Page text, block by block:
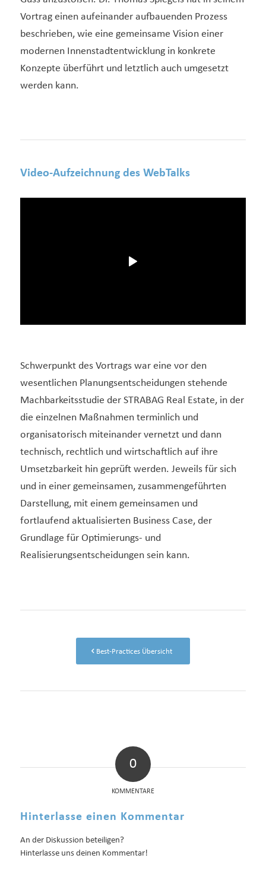
Vortrag einen aufeinander aufbauenden Prozess
beschrieben, wie eine gemeinsame Vision einer
modernen Innenstadtentwicklung in konkrete
Konzepte überführt und letztlich auch umgesetzt
werden kann.
Video-Aufzeichnung des WebTalks
Schwerpunkt des Vortrags war eine vor den
wesentlichen Planungsentscheidungen stehende
Machbarkeitsstudie der STRABAG Real Estate, in der
die einzelnen Maßnahmen terminlich und
organisatorisch miteinander vernetzt und dann
technisch, rechtlich und wirtschaftlich auf ihre
Umsetzbarkeit hin geprüft werden. Jeweils für sich
und in einer gemeinsamen, zusammengeführten
Darstellung, mit einem gemeinsamen und
fortlaufend aktualisierten Business Case, der
Grundlage für Optimierungs- und
Realisierungsentscheidungen sein kann.
Best-Practices Übersicht
0
KOMMENTARE
Hinterlasse einen Kommentar
An der Diskussion beteiligen?
Hinterlasse uns deinen Kommentar!